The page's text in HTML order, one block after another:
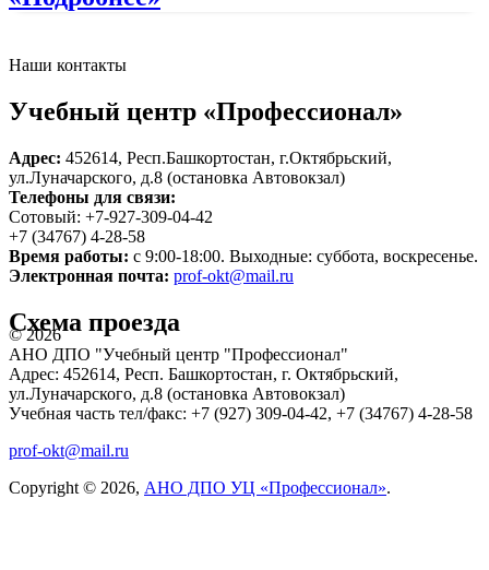
Наши контакты
Учебный центр «Профессионал»
Адрес: 452614, Респ.Башкортостан, г.Октябрьский,
ул.Луначарского, д.8 (остановка Автовокзал)
Телефоны для связи:
Сотовый: +7-927-309-04-42
+7 (34767) 4-28-58
Время работы: с 9:00-18:00. Выходные: суббота, воскресенье.
Электронная почта: prof-okt@mail.ru
Схема проезда
© 2026
АНО ДПО "Учебный центр "Профессионал"
Адрес: 452614, Респ. Башкортостан, г. Октябрьский,
ул.Луначарского, д.8 (остановка Автовокзал)
Учебная часть тел/факс: +7 (927) 309-04-42, +7 (34767) 4-28-58
prof-okt@mail.ru
Copyright © 2026, АНО ДПО УЦ «Профессионал».